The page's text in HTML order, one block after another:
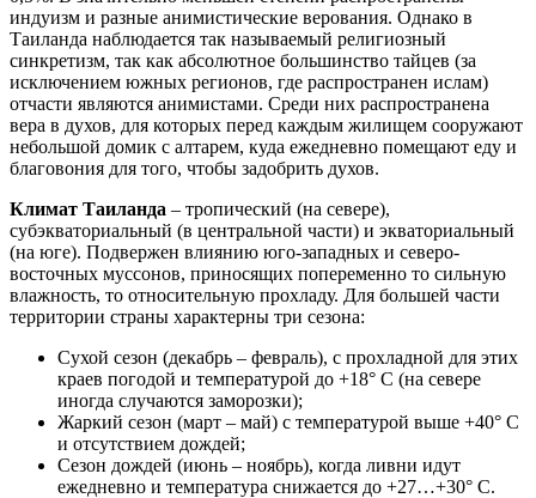
индуизм и разные анимистические верования. Однако в
Таиланда наблюдается так называемый религиозный
синкретизм, так как абсолютное большинство тайцев (за
исключением южных регионов, где распространен ислам)
отчасти являются анимистами. Среди них распространена
вера в духов, для которых перед каждым жилищем сооружают
небольшой домик с алтарем, куда ежедневно помещают еду и
благовония для того, чтобы задобрить духов.
Климат Таиланда – тропический (на севере),
субэкваториальный (в центральной части) и экваториальный
(на юге). Подвержен влиянию юго-западных и северо-
восточных муссонов, приносящих попеременно то сильную
влажность, то относительную прохладу. Для большей части
территории страны характерны три сезона:
Сухой сезон (декабрь – февраль), с прохладной для этих
краев погодой и температурой до +18° С (на севере
иногда случаются заморозки);
Жаркий сезон (март – май) с температурой выше +40° С
и отсутствием дождей;
Сезон дождей (июнь – ноябрь), когда ливни идут
ежедневно и температура снижается до +27…+30° С.